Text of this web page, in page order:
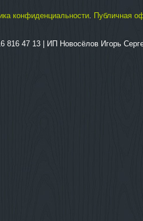
конфиденциальности. Публичная
816 47 13 | ИП Новосёлов Игорь